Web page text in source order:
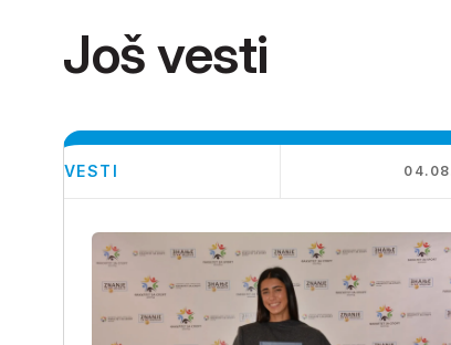
Još vesti
VESTI